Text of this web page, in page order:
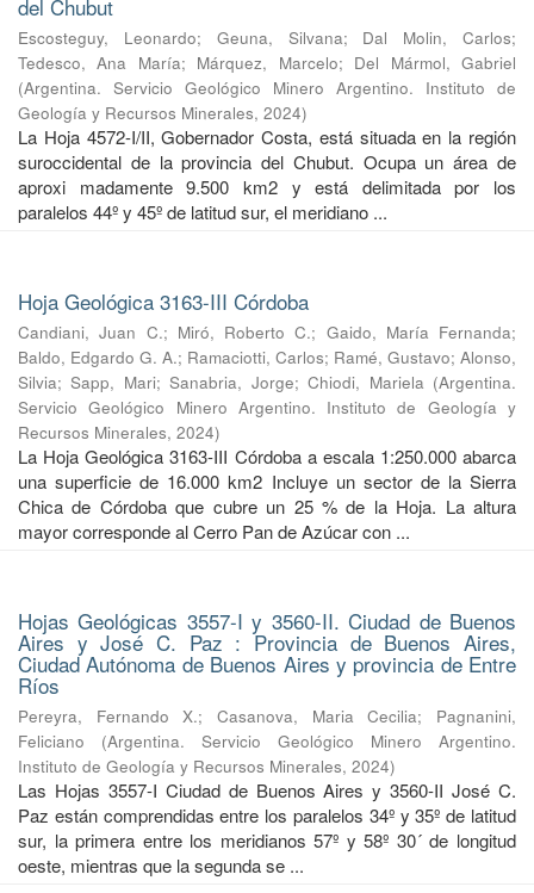
del Chubut
Escosteguy, Leonardo; Geuna, Silvana; Dal Molin, Carlos;
Tedesco, Ana María; Márquez, Marcelo; Del Mármol, Gabriel
(Argentina. Servicio Geológico Minero Argentino. Instituto de
Geología y Recursos Minerales, 2024)
La Hoja 4572-I/II, Gobernador Costa, está situada en la región
suroccidental de la provincia del Chubut. Ocupa un área de
aproxi madamente 9.500 km2 y está delimitada por los
paralelos 44º y 45º de latitud sur, el meridiano ...
Hoja Geológica 3163-III Córdoba
Candiani, Juan C.; Miró, Roberto C.; Gaido, María Fernanda;
Baldo, Edgardo G. A.; Ramaciotti, Carlos; Ramé, Gustavo; Alonso,
Silvia;Sapp, Mari;Sanabria, Jorge;Chiodi, Mariela (Argentina.
Servicio Geológico Minero Argentino. Instituto de Geología y
Recursos Minerales, 2024)
La Hoja Geológica 3163-III Córdoba a escala 1:250.000 abarca
una superficie de 16.000 km2 Incluye un sector de la Sierra
Chica de Córdoba que cubre un 25 % de la Hoja. La altura
mayor corresponde al Cerro Pan de Azúcar con ...
Hojas Geológicas 3557-I y 3560-II. Ciudad de Buenos
Aires y José C. Paz : Provincia de Buenos Aires,
Ciudad Autónoma de Buenos Aires y provincia de Entre
Ríos
Pereyra, Fernando X.;Casanova, Maria Cecilia; Pagnanini,
Feliciano
(Argentina. Servicio Geológico Minero Argentino.
Instituto de Geología y Recursos Minerales, 2024)
Las Hojas 3557-I Ciudad de Buenos Aires y 3560-II José C.
Paz están comprendidas entre los paralelos 34º y 35º de latitud
sur, la primera entre los meridianos 57º y 58º 30´ de longitud
oeste, mientras que la segunda se ...